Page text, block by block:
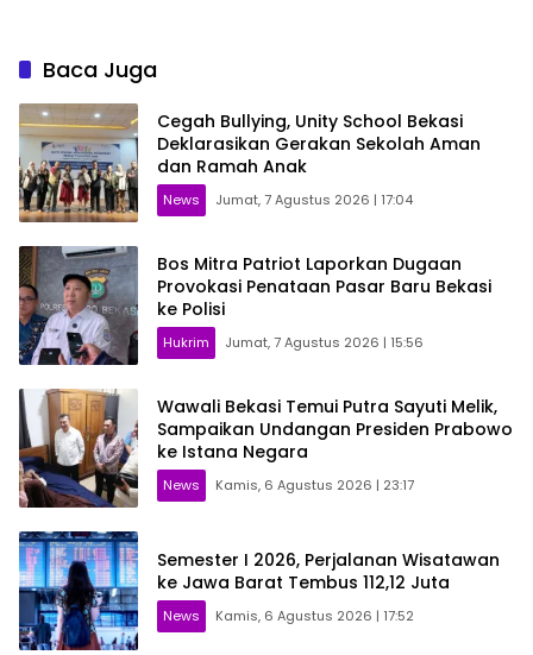
Baca Juga
Cegah Bullying, Unity School Bekasi
Deklarasikan Gerakan Sekolah Aman
dan Ramah Anak
News Jumat, 7 Agustus 2026 | 17:04
Bos Mitra Patriot Laporkan Dugaan
Provokasi Penataan Pasar Baru Bekasi
ke Polisi
Hukrim Jumat, 7 Agustus 2026 | 15:56
Wawali Bekasi Temui Putra Sayuti Melik,
Sampaikan Undangan Presiden Prabowo
ke Istana Negara
News Kamis, 6 Agustus 2026 | 23:17
Semester I 2026, Perjalanan Wisatawan
ke Jawa Barat Tembus 112,12 Juta
News Kamis, 6 Agustus 2026 | 17:52